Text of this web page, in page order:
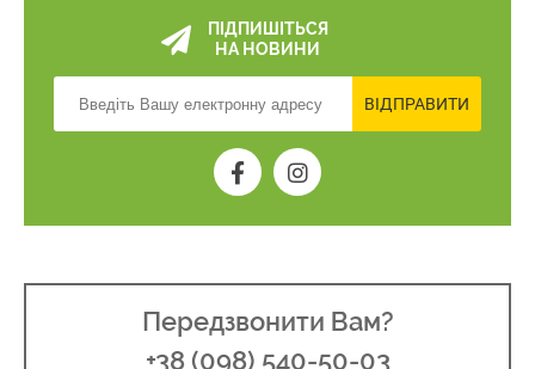
ПІДПИШІТЬСЯ
НА НОВИНИ
ВІДПРАВИТИ
Передзвонити Вам?
+38 (098) 540-50-03